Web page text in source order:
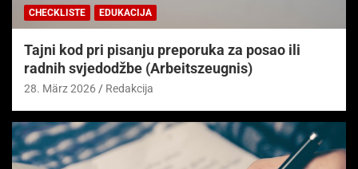
CHECKLISTE EDUKACIJA
Tajni kod pri pisanju preporuka za posao ili
radnih svjedodžbe (Arbeitszeugnis)
28. März 2026 Redakcija